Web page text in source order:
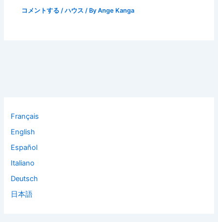
コメントする /ハウス / ByAnge Kanga
Français
English
Español
Italiano
Deutsch
日本語